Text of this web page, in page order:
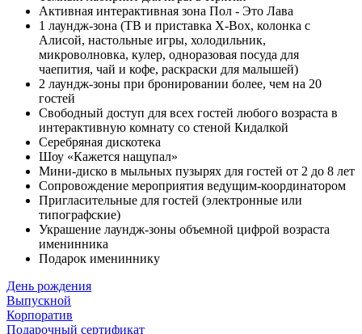
Активная интерактивная зона Пол - Это Лава
1 лаундж-зона (ТВ и приставка X-Box, колонка с
Алисой, настольные игры, холодильник,
микроволновка, кулер, одноразовая посуда для
чаепития, чай и кофе, раскраски для малышей)
2 лаундж-зоны при бронировании более, чем на 20
гостей
Свободный доступ для всех гостей любого возраста в
интерактивную комнату со стеной Кидалкой
Серебряная дискотека
Шоу «Кажется нащупал»
Мини-диско в мыльных пузырях для гостей от 2 до 8 лет
Сопровождение мероприятия ведущим-координатором
Пригласительные для гостей (электронные или
типографские)
Украшение лаундж-зоны объемной цифрой возраста
именинника
Подарок имениннику
День рождения
Выпускной
Корпоратив
Подарочный сертификат